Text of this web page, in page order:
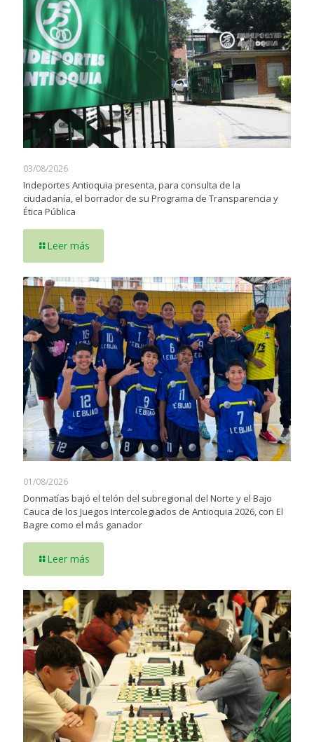
03/08/2026
Indeportes Antioquia presenta, para consulta de la
ciudadanía, el borrador de su Programa de Transparencia y
Ética Pública
Leer más
01/08/2026
Donmatías bajó el telón del subregional del Norte y el Bajo
Cauca de los Juegos Intercolegiados de Antioquia 2026, con El
Bagre como el más ganador
Leer más